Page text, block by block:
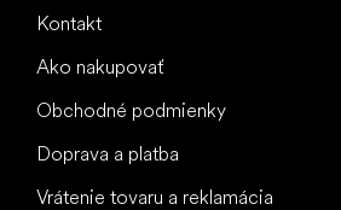
Kontakt
Ako nakupovať
Obchodné podmienky
Doprava a platba
Vrátenie tovaru a reklamácia